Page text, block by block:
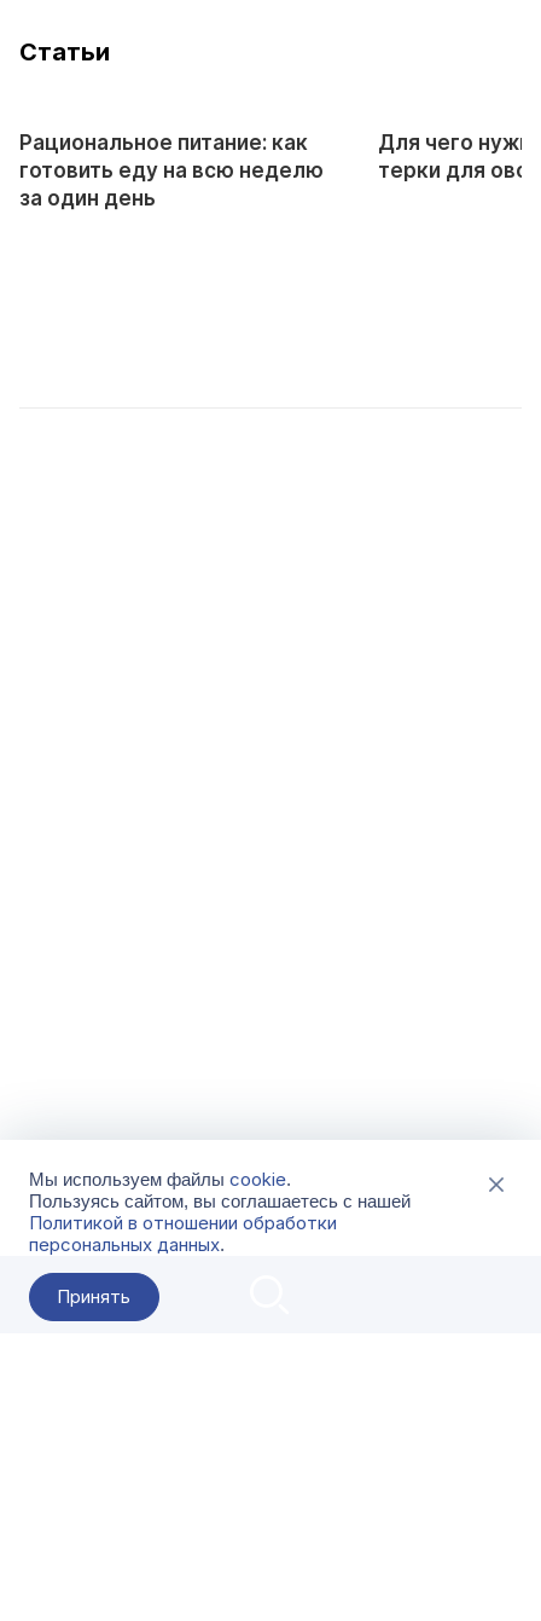
Cтатьи
Рациональное питание: как
готовить еду на всю неделю
за один день
Для чего
терки для
Мы используем файлы cookie.
Пользуясь сайтом, вы соглашаетесь с нашей
Политикой в отношении обработки
персональных данных.
Принять